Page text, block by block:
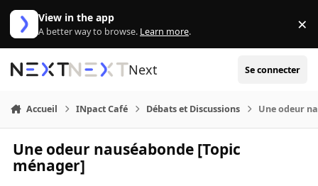
Aller au contenu
View in the app
A better way to browse. Learn more. ×
Next Se connecter
Accueil INpact Café Débats et Discussions Une odeur
Une odeur nauséabonde [Topic
ménager]